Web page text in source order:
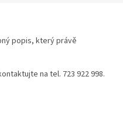
popis, který právě
na tel. 723 922 998.